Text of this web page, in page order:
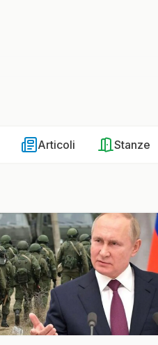
Articoli Stanze